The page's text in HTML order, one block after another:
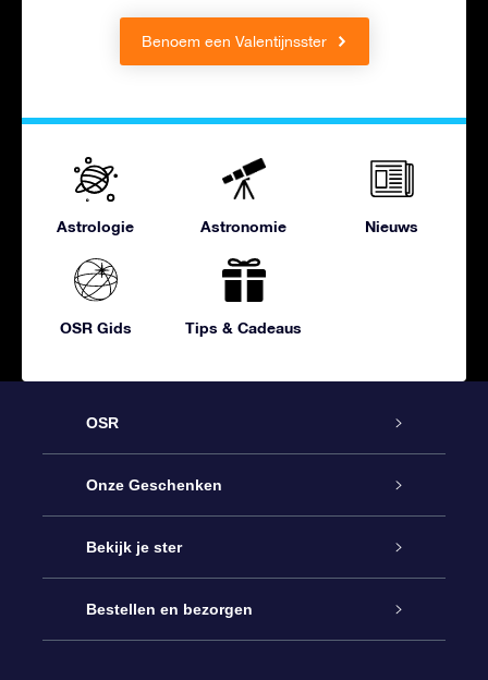
Benoem een Valentijnsster
Astrologie Astronomie Nieuws
OSR Gids Tips & Cadeaus
OSR
Service
Contact
Blog
Onze Geschenken
Online Star Gift
OSR Cadeaupakket
Bekijk je ster
Sterrenregister
Bestellen en bezorgen